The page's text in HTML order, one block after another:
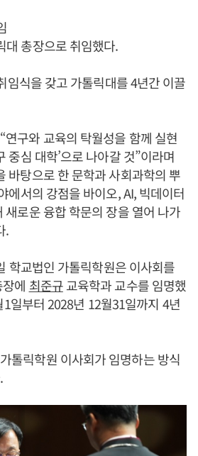
대 총장으로 취임했다.
임식을 갖고 가톨릭대를 4년간 이끌
연구와 교육의 탁월성을 함께 실현
중심 대학’으로 나아갈 것”이라며
바탕으로 한 문학과 사회과학의 뿌
에서의 강점을 바이오, AI, 빅데이터
새로운 융합 학문의 장을 열어 나가
.
학교법인 가톨릭학원은 이사회를
에 최준규교육학과 교수를 임명했
일부터 2028년 12월31일까지 4년
톨릭학원 이사회가 임명하는 방식